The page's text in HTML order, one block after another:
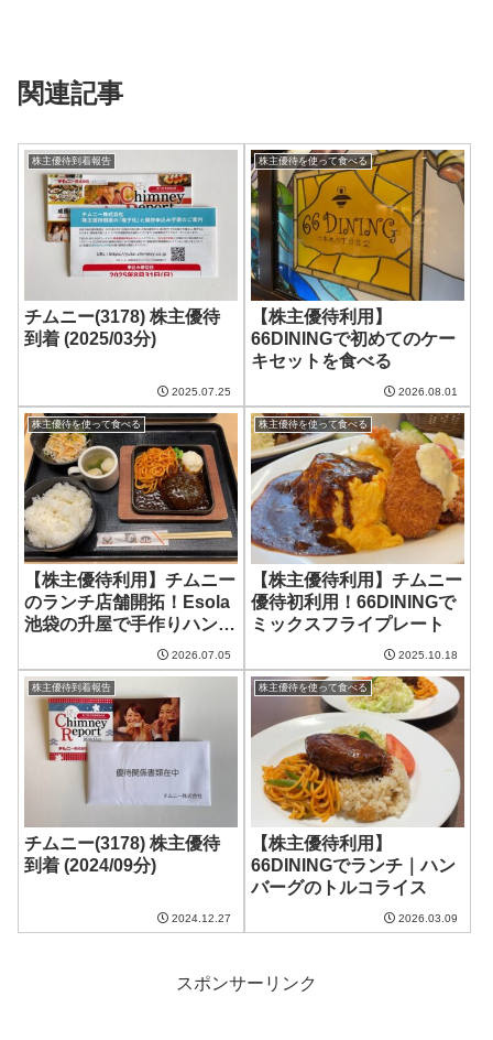
関連記事
株主優待到着報告
チムニー(3178) 株主優待
到着 (2025/03分)
2025.07.25
株主優待を使って食べる
【株主優待利用】
66DININGで初めてのケー
キセットを食べる
2026.08.01
株主優待を使って食べる
【株主優待利用】チムニー
のランチ店舗開拓！Esola
池袋の升屋で手作りハンバ
2026.07.05
株主優待を使って食べる
【株主優待利用】チムニー
優待初利用！66DININGで
ミックスフライプレート
2025.10.18
株主優待到着報告
チムニー(3178) 株主優待
到着 (2024/09分)
2024.12.27
株主優待を使って食べる
【株主優待利用】
66DININGでランチ｜ハン
バーグのトルコライス
2026.03.09
スポンサーリンク